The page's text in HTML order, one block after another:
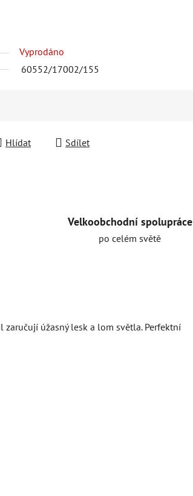
Vyprodáno
60552/17002/155
Hlídat Sdílet
Velkoobchodní spolupráce
po celém světě
úžasný lesk a lom světla. Perfektní